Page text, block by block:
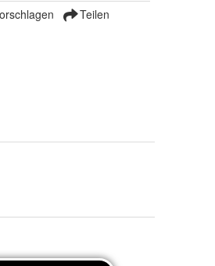
Teilen